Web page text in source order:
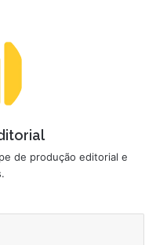
de produção editorial e